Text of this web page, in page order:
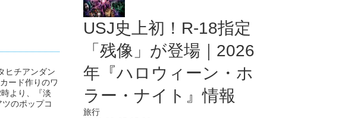
ヒチアンダン
ード作りのワ
より、『淡
のポップコ
USJ史上初！R-18指定
「残像」が登場｜2026
年『ハロウィーン・ホ
ラー・ナイト』情報
旅行